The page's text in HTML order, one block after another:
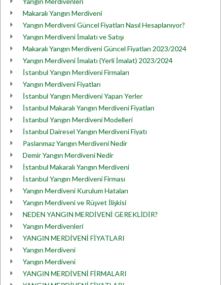
Makaralı Yangın Merdiveni
Yangın Merdiveni Güncel Fiyatları Nasıl Hesaplanıyor?
Yangın Merdiveni İmalatı ve Satışı
Makaralı Yangın Merdiveni Güncel Fiyatları 2023/2024
Yangın Merdiveni İmalatı (Yerli İmalat) 2023/2024
İstanbul Yangın Merdiveni Firmaları
Yangın Merdiveni Fiyatları
İstanbul Yangın Merdiveni Yapan Yerler
İstanbul Makaralı Yangın Merdiveni Fiyatları
İstanbul Yangın Merdiveni Modelleri
İstanbul Dairesel Yangın Merdiveni Fiyatı
Paslanmaz Yangın Merdiveni Nedir
Demir Yangın Merdiveni Nedir
İstanbul Makaralı Yangın Merdiveni
İstanbul Yangın Merdiveni Firması
Yangın Merdiveni Kurulum Hataları
Yangın Merdiveni ve Rüşvet İlişkisi
NEDEN YANGIN MERDİVENİ GEREKLİDİR?
Yangın Merdivenleri
YANGIN MERDİVENİ FİYATLARI
Yangın Merdiveni
Yangın Merdiveni
YANGIN MERDİVENİ FİRMALARI